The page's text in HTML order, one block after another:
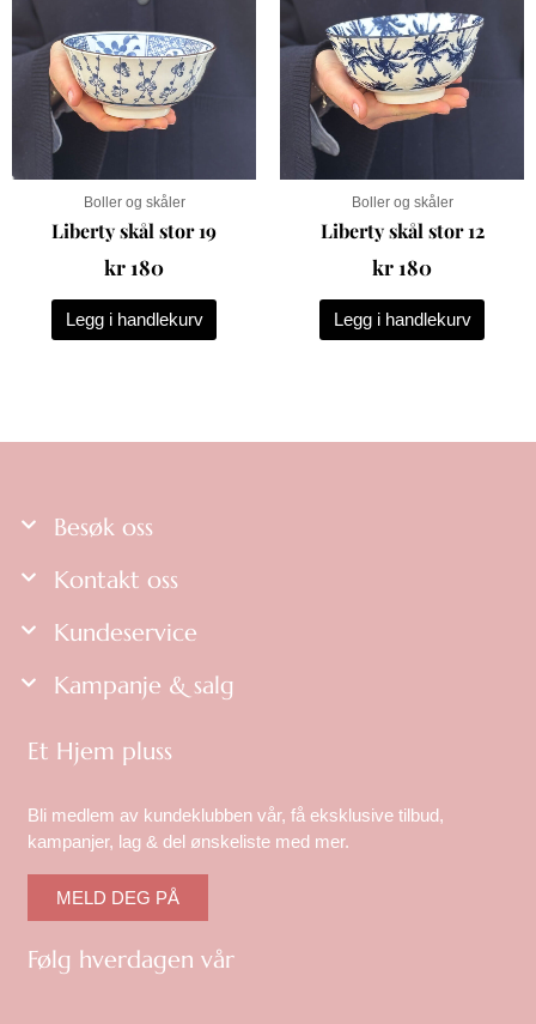
Boller og skåler
Liberty skål stor 19
kr 180
Legg i handlekurv
Boller og skåler
Liberty skål stor 12
kr 180
Legg i handlekurv
Besøk oss
Kontakt oss
Kundeservice
Kampanje & salg
Et Hjem pluss
Bli medlem av kundeklubben vår, få eksklusive tilbud,
kampanjer, lag & del ønskeliste med mer.
MELD DEG PÅ
Følg hverdagen vår